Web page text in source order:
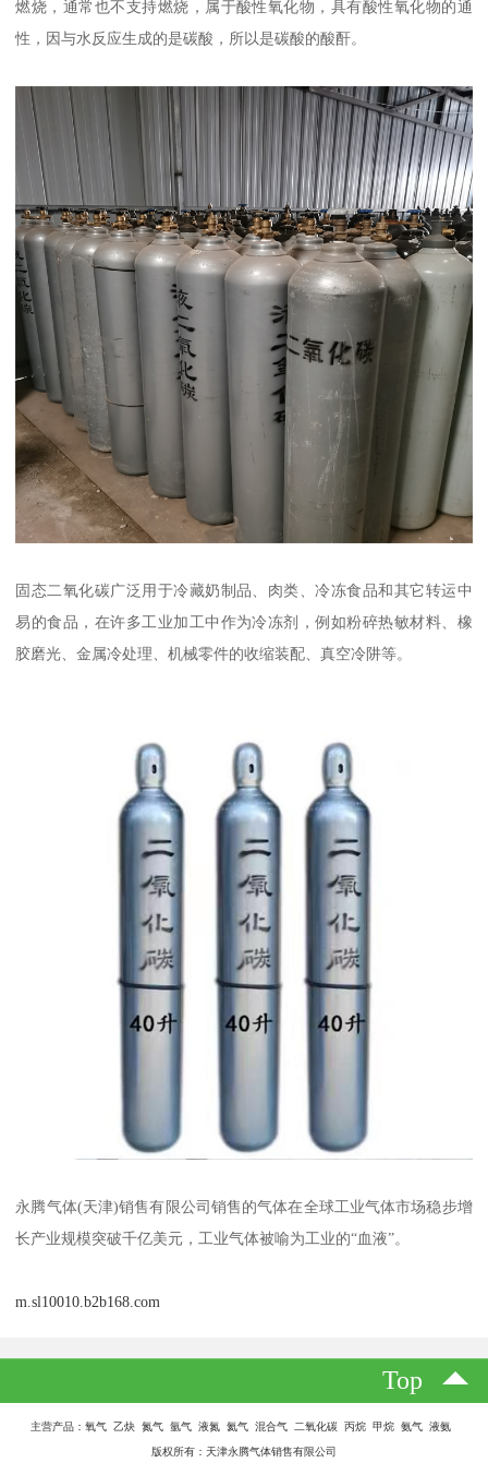
燃烧，通常也不支持燃烧，属于酸性氧化物，具有酸性氧化物的通
性，因与水反应生成的是碳酸，所以是碳酸的酸酐。
固态二氧化碳广泛用于冷藏奶制品、肉类、冷冻食品和其它转运中
易的食品，在许多工业加工中作为冷冻剂，例如粉碎热敏材料、橡
胶磨光、金属冷处理、机械零件的收缩装配、真空冷阱等。
永腾气体(天津)销售有限公司销售的气体在全球工业气体市场稳步增
长产业规模突破千亿美元，工业气体被喻为工业的“血液”。
m.sl10010.b2b168.com
Top
主营产品：氧气 乙炔 氮气 氩气 液氮 氦气 混合气 二氧化碳 丙烷 甲烷 氨气 液氨
版权所有：天津永腾气体销售有限公司